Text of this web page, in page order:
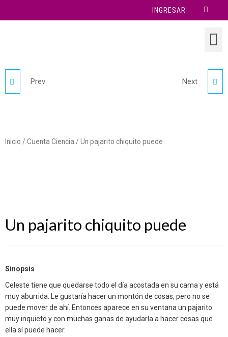
INGRESAR
Prev DECONSTRUCCIÓN DEL
Next
Inicio / Cuenta Ciencia / Un pajarito chiquito puede
Un pajarito chiquito puede
Sinopsis
Celeste tiene que quedarse todo el día acostada en su cama y está
muy aburrida. Le gustaría hacer un montón de cosas, pero no se
puede mover de ahí. Entonces aparece en su ventana un pajarito
muy inquieto y con muchas ganas de ayudarla a hacer cosas que
ella sí puede hacer.